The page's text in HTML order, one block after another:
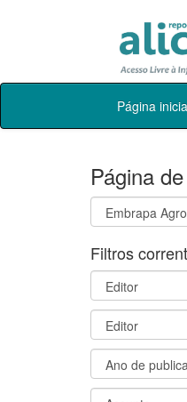
Skip
Página
Página
Filtros